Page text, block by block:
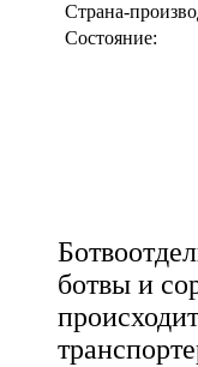
Страна-
Состояние:
ботвы и